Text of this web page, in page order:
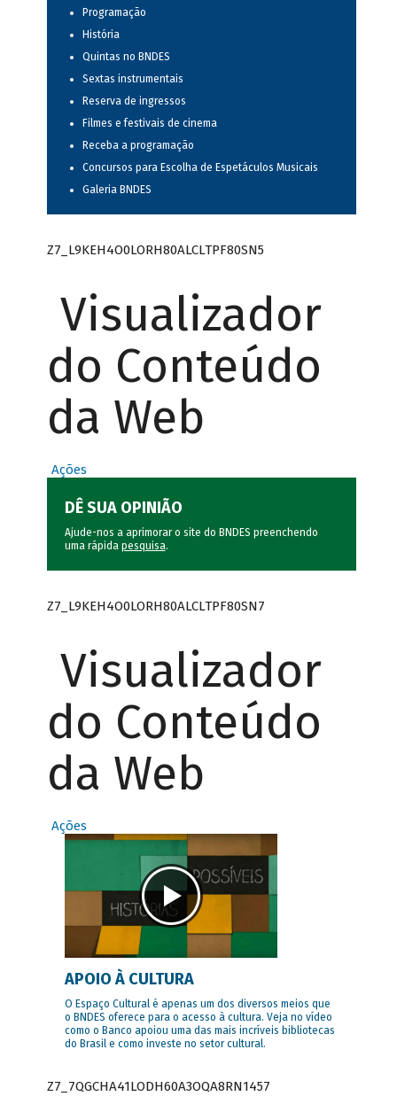
Programação
História
Quintas no BNDES
Sextas instrumentais
Reserva de ingressos
Filmes e festivais de cinema
Receba a programação
Concursos para Escolha de Espetáculos Musicais
Galeria BNDES
Z7_L9KEH4O0LORH80ALCLTPF80SN5
Visualizador
do Conteúdo
da Web
Ações
DÊ SUA OPINIÃO
Ajude-nos a aprimorar o site do BNDES preenchendo
uma rápida pesquisa.
Z7_L9KEH4O0LORH80ALCLTPF80SN7
Visualizador
do Conteúdo
da Web
Ações
APOIO À CULTURA
O Espaço Cultural é apenas um dos diversos meios que
o BNDES oferece para o acesso à cultura. Veja no vídeo
como o Banco apoiou uma das mais incríveis bibliotecas
do Brasil e como investe no setor cultural.
Z7_7QGCHA41LODH60A3OQA8RN1457